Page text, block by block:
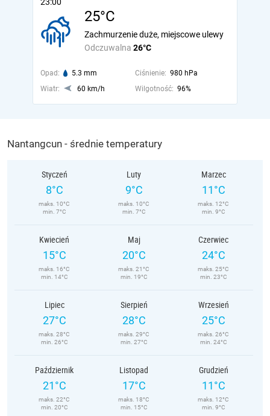
25°C
Odczuwalna 26°C
Zachmurzenie duże, miejscowe ulewy
Opad: 5.3 mm Ciśnienie: 980 hPa
Wiatr:
60 km/h Wilgotność: 96%
Nantangcun - średnie temperatury
Styczeń
8°C
maks. 10°C
min. 7°C
Luty
9°C
maks. 10°C
min. 7°C
Marzec
11°C
maks. 12°C
min. 9°C
Kwiecień
15°C
maks. 16°C
min. 14°C
Maj
20°C
maks. 21°C
min. 19°C
Czerwiec
24°C
maks. 25°C
min. 23°C
Lipiec
27°C
maks. 28°C
min. 26°C
Sierpień
28°C
maks. 29°C
min. 27°C
Wrzesień
25°C
maks. 26°C
min. 24°C
Październik
21°C
maks. 22°C
min. 20°C
Listopad
17°C
maks. 18°C
min. 15°C
Grudzień
11°C
maks. 12°C
min. 9°C